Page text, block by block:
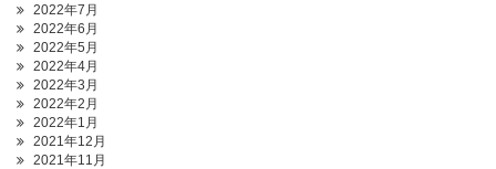
2022年7月
2022年6月
2022年5月
2022年4月
2022年3月
2022年2月
2022年1月
2021年12月
2021年11月